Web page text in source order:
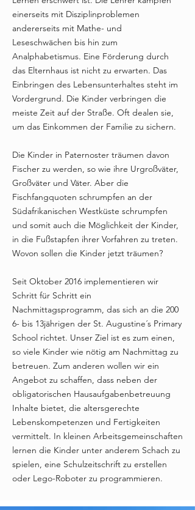
einerseits mit Disziplinproblemen
andererseits mit Mathe- und
Leseschwächen bis hin zum
Analphabetismus. Eine Förderung durch
das Elternhaus ist nicht zu erwarten. Das
Einbringen des Lebensunterhaltes steht im
Vordergrund. Die Kinder verbringen die
meiste Zeit auf der Straße. Oft dealen sie,
um das Einkommen der Familie zu sichern.
Die Kinder in Paternoster träumen davon
Fischer zu werden, so wie ihre Urgroßväter,
Großväter und Väter. Aber die
Fischfangquoten schrumpfen an der
Südafrikanischen Westküste schrumpfen
und somit auch die Möglichkeit der Kinder,
in die Fußstapfen ihrer Vorfahren zu treten.
Wovon sollen die Kinder jetzt träumen?
Seit Oktober 2016 implementieren wir
Schritt für Schritt ein
Nachmittagsprogramm, das sich an die 200
6- bis 13jährigen der St. Augustine´s Primary
School richtet. Unser Ziel ist es zum einen,
so viele Kinder wie nötig am Nachmittag zu
betreuen. Zum anderen wollen wir ein
Angebot zu schaffen, dass neben der
obligatorischen Hausaufgabenbetreuung
Inhalte bietet, die altersgerechte
Lebenskompetenzen und Fertigkeiten
vermittelt. In kleinen Arbeitsgemeinschaften
lernen die Kinder unter anderem Schach zu
spielen, eine Schulzeitschrift zu erstellen
oder Lego-Roboter zu programmieren.